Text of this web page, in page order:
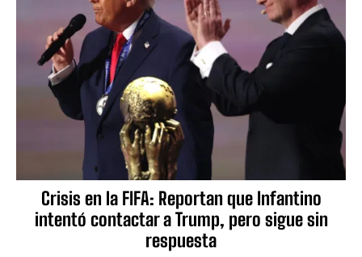
Crisis en la FIFA: Reportan que Infantino
intentó contactar a Trump, pero sigue sin
respuesta